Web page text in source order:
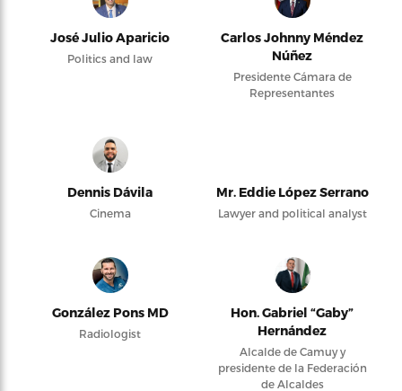
José Julio Aparicio
Politics and law
Carlos Johnny Méndez
Núñez
Presidente Cámara de
Representantes
Dennis Dávila
Cinema
Mr. Eddie López Serrano
Lawyer and political analyst
González Pons MD
Radiologist
Hon. Gabriel “Gaby”
Hernández
Alcalde de Camuy y
presidente de la Federación
de Alcaldes